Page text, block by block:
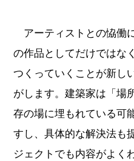
アーティストとの恊働
の作品としてだけではな
つくっていくことが新し
がします。建築家は「場
存の場に埋もれている可
すし、具体的な解決法も
ジェクトでも内容がよく